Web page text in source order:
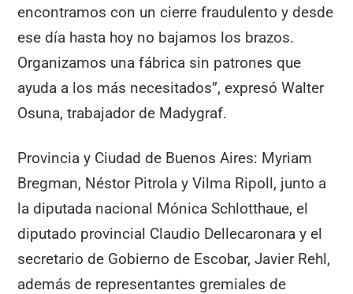
encontramos con un cierre fraudulento y desde
ese día hasta hoy no bajamos los brazos.
Organizamos una fábrica sin patrones que
ayuda a los más necesitados”, expresó Walter
Osuna, trabajador de Madygraf.
Provincia y Ciudad de Buenos Aires: Myriam
Bregman, Néstor Pitrola y Vilma Ripoll, junto a
la diputada nacional Mónica Schlotthaue, el
diputado provincial Claudio Dellecaronara y el
secretario de Gobierno de Escobar, Javier Rehl,
además de representantes gremiales de